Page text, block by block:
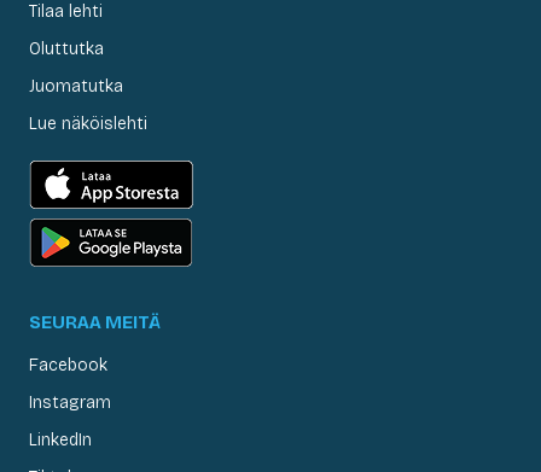
Tilaa lehti
Oluttutka
Juomatutka
Lue näköislehti
SEURAA MEITÄ
Facebook
Instagram
LinkedIn